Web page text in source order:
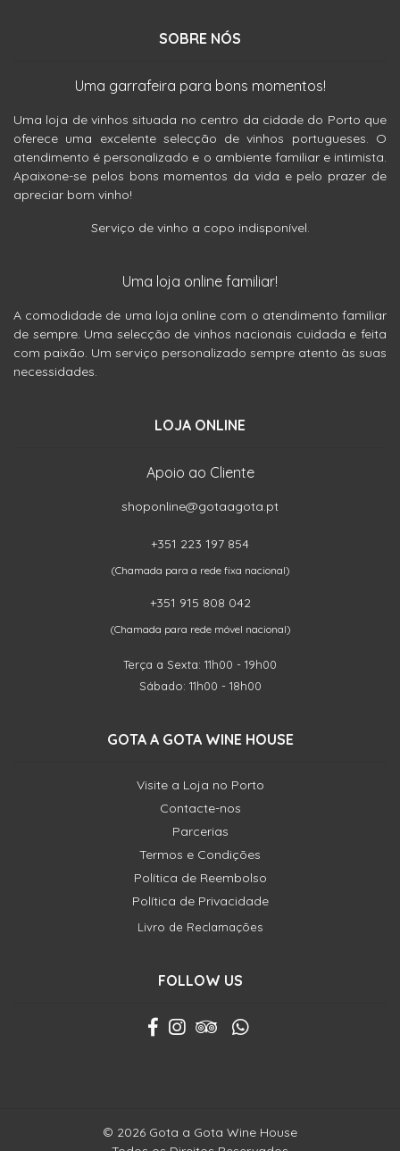
SOBRE NÓS
Uma garrafeira para bons momentos!
Uma loja de vinhos situada no centro da cidade do Porto que
oferece uma excelente selecção de vinhos portugueses. O
atendimento é personalizado e o ambiente familiar e intimista.
Apaixone-se pelos bons momentos da vida e pelo prazer de
apreciar bom vinho!
Serviço de vinho a copo indisponível.
Uma loja online familiar!
A comodidade de uma loja online com o atendimento familiar
de sempre. Uma selecção de vinhos nacionais cuidada e feita
com paixão. Um serviço personalizado sempre atento às suas
necessidades.
LOJA ONLINE
Apoio ao Cliente
shoponline@gotaagota.pt
+351 223 197 854
(Chamada para a rede fixa nacional)
+351 915 808 042
(Chamada para rede móvel nacional)
Terça a Sexta: 11h00 - 19h00
Sábado: 11h00 - 18h00
GOTA A GOTA WINE HOUSE
Visite a Loja no Porto
Contacte-nos
Parcerias
Termos e Condições
Política de Reembolso
Política de Privacidade
Livro de Reclamações
FOLLOW US
© 2026 Gota a Gota Wine House